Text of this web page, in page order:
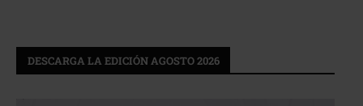
DESCARGA LA EDICIÓN AGOSTO 2026